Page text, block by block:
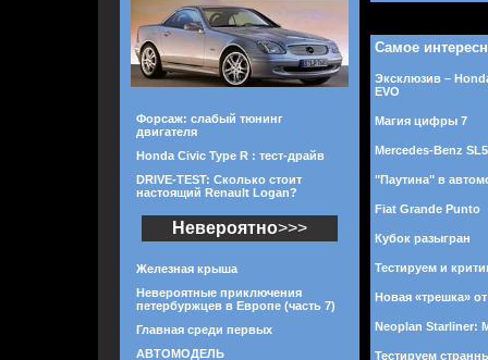
Форсаж: слабый тюнинг
двигателя
Honda Civic Type R : тест-драйв
DRIVE-TEST: Сколько стоит
настоящий Renault Logan?
Невероятно>>>
Железная крыша
Невероятные приключения
петербуржцев в Европе (часть 7)
Главная среди первых
АВТОМОДЕЛЬ
Самое
Эксклюзив –
EVO
Магия цифры 7
Mercedes-Benz
"Паутина" в
Fiat Grande Punto
Кубок разыгран
Тестируем и
Новая «трешка»
Neoplan Starliner:
Тестируем